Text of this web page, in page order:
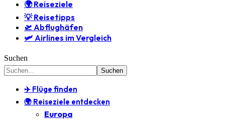
🌍 Reiseziele
💡 Reisetipps
🛫 Abflughäfen
🛩️ Airlines im Vergleich
Suchen
✈️ Flüge finden
🌍 Reiseziele entdecken
Europa